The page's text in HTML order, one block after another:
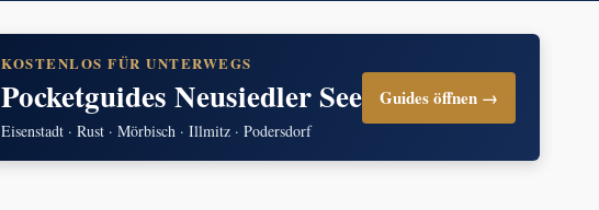
KOSTENLOS FÜR UNTERWEGS
Pocketguides Neusiedler See
Eisenstadt · Rust · Mörbisch · Illmitz · Podersdorf
Guides öffnen →